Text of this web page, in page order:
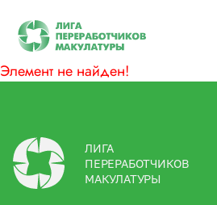
Элемент не найден!
ЛИГА
ПЕРЕРАБОТЧИКОВ
МАКУЛАТУРЫ